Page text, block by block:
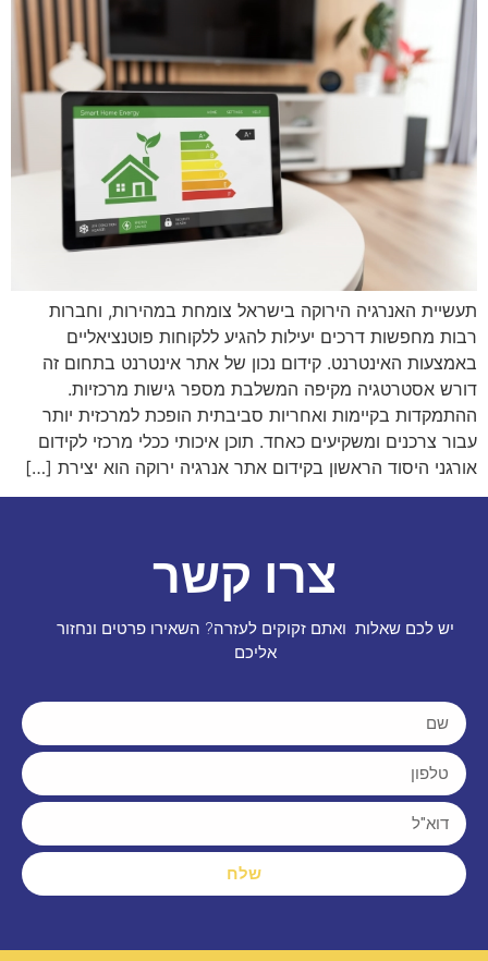
תעשיית האנרגיה הירוקה בישראל צומחת במהירות, וחברות
רבות מחפשות דרכים יעילות להגיע ללקוחות פוטנציאליים
באמצעות האינטרנט. קידום נכון של אתר אינטרנט בתחום זה
דורש אסטרטגיה מקיפה המשלבת מספר גישות מרכזיות.
ההתמקדות בקיימות ואחריות סביבתית הופכת למרכזית יותר
עבור צרכנים ומשקיעים כאחד. תוכן איכותי ככלי מרכזי לקידום
אורגני היסוד הראשון בקידום אתר אנרגיה ירוקה הוא יצירת […]
צרו קשר
יש לכם שאלות ואתם זקוקים לעזרה? השאירו פרטים ונחזור
אליכם
שלח